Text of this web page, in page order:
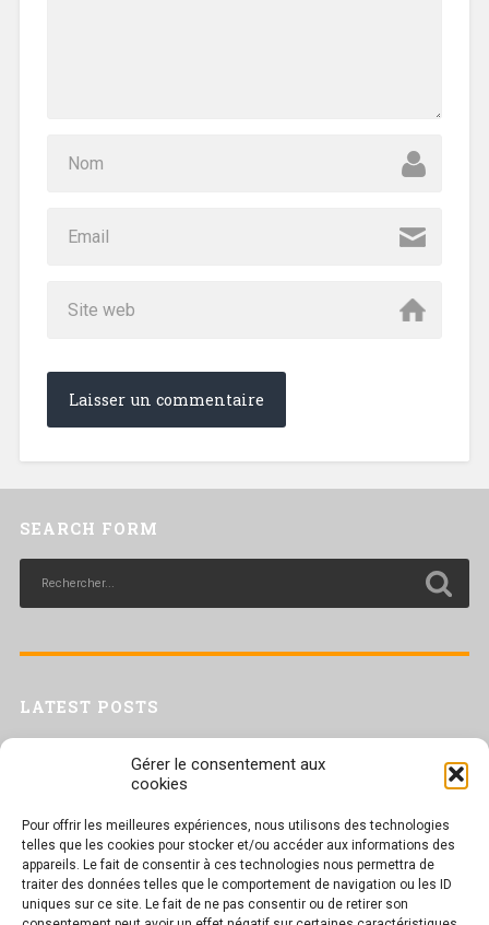
Gérer le consentement aux
cookies
Pour offrir les meilleures expériences, nous utilisons des technologies
telles que les cookies pour stocker et/ou accéder aux informations des
appareils. Le fait de consentir à ces technologies nous permettra de
traiter des données telles que le comportement de navigation ou les ID
uniques sur ce site. Le fait de ne pas consentir ou de retirer son
SEARCH FORM
LATEST POSTS
Trac confédéral sur les situations de travail par forte chaleur
Séance plénière du CESER du 23 juin 2026
Tract UD 25 — Une nouvelle attaque contre nos droits : les arrêts
maladie